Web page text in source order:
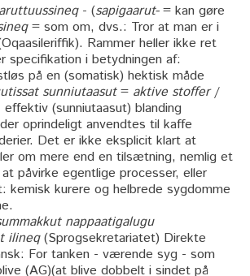
- (sapigaarut-= kan gøre
= som om, dvs.: Tror at man er i
Rammer heller ikke ret
specifikation i betydningen af:
på en (somatisk) hektisk måde
sunniutaasut= aktive stoffer/
(sunniutaasut) blanding
oprindeligt anvendtes til kaffe
Det er ikke eksplicit klart at
om mere end en tilsætning, nemlig et
påvirke egentlige processer, eller
kemisk kurere og helbrede sygdomme
nappaatigalugu
ilineq(Sprogsekretariatet) Direkte
For tanken - værende syg - som
(AG)(at blive dobbelt i sindet på